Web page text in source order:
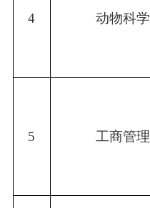
4 动物科学
5 工商管理